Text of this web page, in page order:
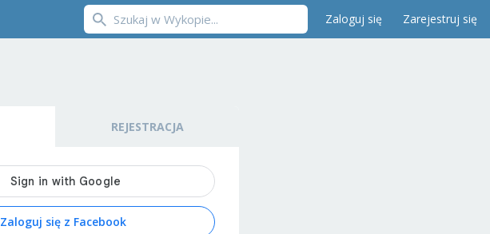
Zaloguj się Zarejestruj się
REJESTRACJA
Zaloguj się z Facebook